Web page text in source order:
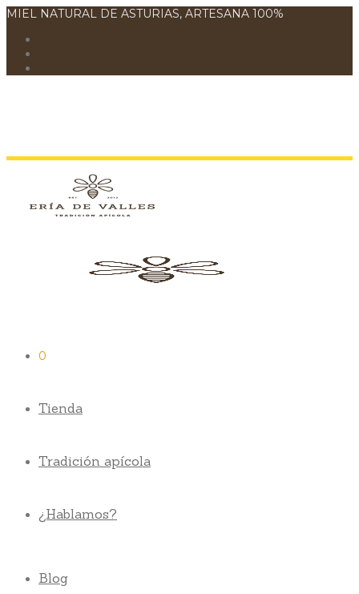
MIEL NATURAL DE ASTURIAS, ARTESANA 100%
0
Tienda
Tradición apícola
¿Hablamos?
Blog